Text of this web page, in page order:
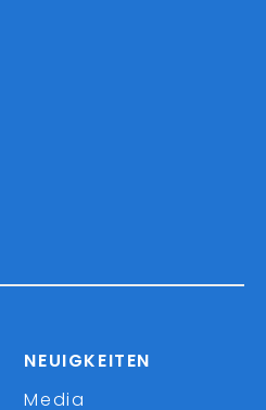
NEUIGKEITEN
Media